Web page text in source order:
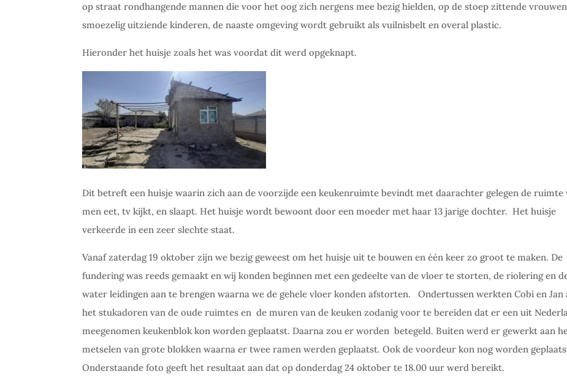
op straat rondhangende mannen die voor het oog zich nergens mee bezig hielden, op de stoep zittende
smoezelig uitziende kinderen, de naaste omgeving wordt gebruikt als vuilnisbelt en overal plastic.
Hieronder het huisje zoals het was voordat dit werd opgeknapt.
Dit betreft een huisje waarin zich aan de voorzijde een keukenruimte bevindt met daarachter gelegen de ruimte
men eet, tv kijkt, en slaapt. Het huisje wordt bewoont door een moeder met haar 13 jarige dochter. Het huisje
verkeerde in een zeer slechte staat.
Vanaf zaterdag 19 oktober zijn we bezig geweest om het huisje uit te bouwen en één keer zo groot te maken. De
fundering was reeds gemaakt en wij konden beginnen met een gedeelte van de vloer te storten, de riolering en
water leidingen aan te brengen waarna we de gehele vloer konden afstorten.
Ondertussen werkten Cobi en Jan
het stukadoren van de oude ruimtes en de muren van de keuken zodanig voor te bereiden dat er een uit
meegenomen keukenblok kon worden geplaatst. Daarna zou er worden betegeld. Buiten werd er gewerkt aan
metselen van grote blokken waarna er twee ramen werden geplaatst. Ook de voordeur kon nog worden
Onderstaande foto geeft het resultaat aan dat op donderdag 24 oktober te 18.00 uur werd bereikt.